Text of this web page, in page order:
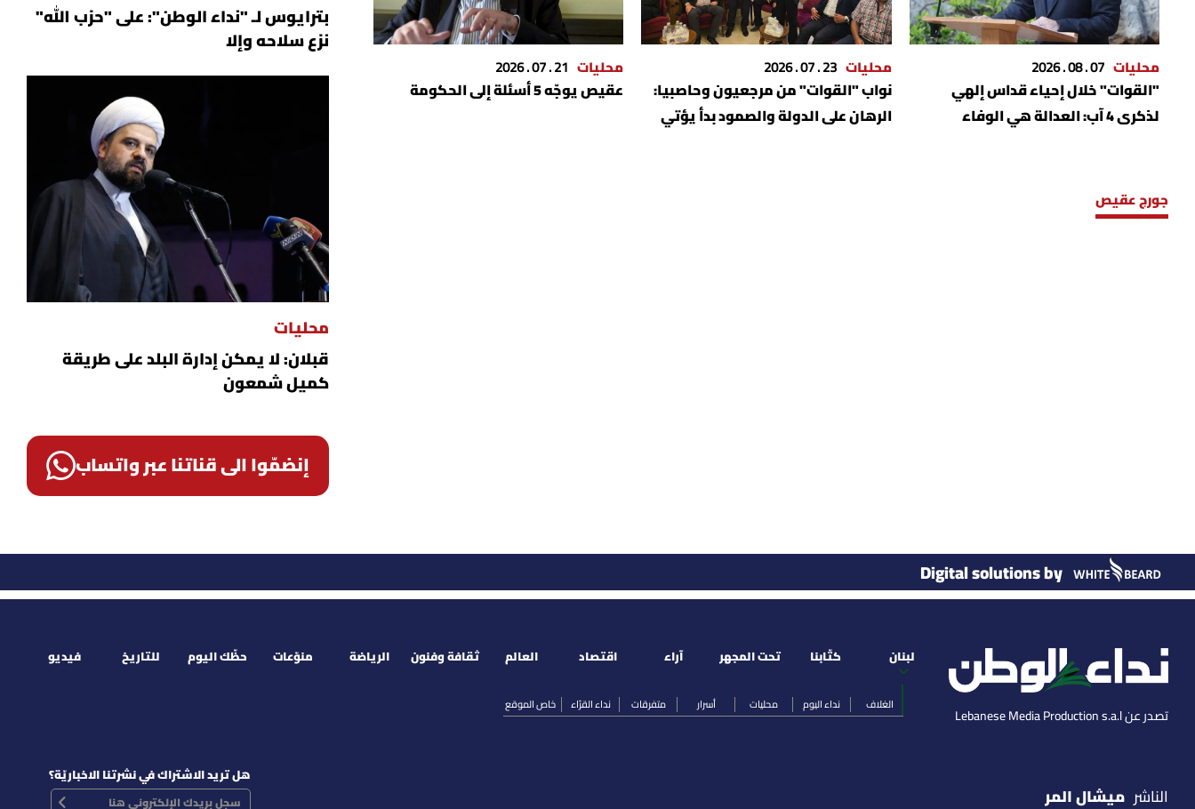
محليات 07 . 08 . 2026
"القوات" خلال إحياء قداس إلهي
لذكرى 4 آب: العدالة هي الوفاء
محليات 23 . 07 . 2026
نواب "القوات" من مرجعيون وحاصبيا:
الرهان على الدولة والصمود بدأ يؤتي
محليات 21 . 07 . 2026
عقيص يوجّه 5 أسئلة إلى الحكومة
جورج عقيص
بترايوس لـ "نداء الوطن": على "حزب الله"
نزع سلاحه وإلا
محليات
قبلان: لا يمكن إدارة البلد على طريقة
كميل شمعون
إنضمّوا الى قناتنا عبر واتساب
Digital solutions by
تصدر عن Lebanese Media Production s.a.l
لبنان
الغلاف نداء اليوم محليات أسرار متفرقات نداء القرّاء خاص الموقع
كتّابنا تحت المجهر آراء اقتصاد العالم ثقافة وفنون الرياضة منوّعات حظّك اليوم للتاريخ فيديو
الناشر ميشال المر
هل تريد الاشتراك في نشرتنا الاخباريّة؟